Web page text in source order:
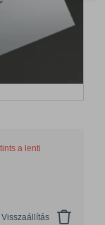
a lenti
Visszaállítás